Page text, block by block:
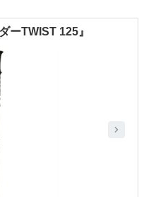
ーTWIST 125』